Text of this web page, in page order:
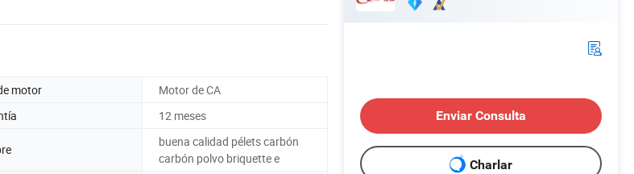
motor
Motor de CA
12 meses
buena calidad pélets carbón
carbón polvo briquette e
Enviar Consulta
Charlar